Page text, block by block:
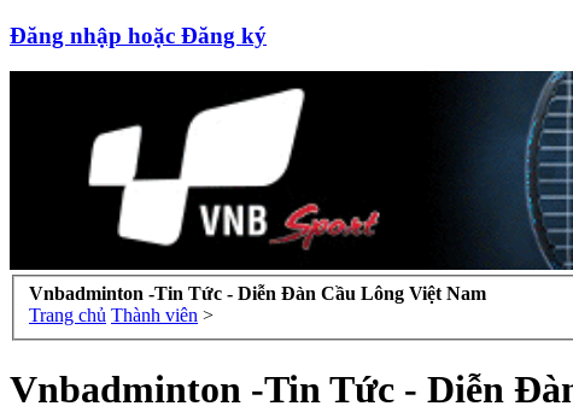
Đăng nhập hoặc Đăng ký
Vnbadminton -Tin Tức - Diễn Đàn Cầu Lông Việt Nam
Trang chủ Thành viên >
Vnbadminton -Tin Tức - Diễn